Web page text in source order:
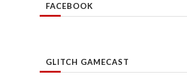
FACEBOOK
GLITCH GAMECAST